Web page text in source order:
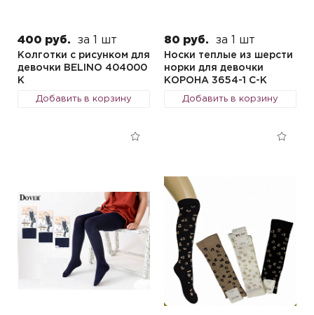
400 руб. за 1 шт
Колготки с рисунком для
девочки BELINO 404000
K
Добавить в корзину
80 руб. за 1 шт
Носки теплые из шерсти
норки для девочки
КОРОНА 3654-1 C-K
Добавить в корзину